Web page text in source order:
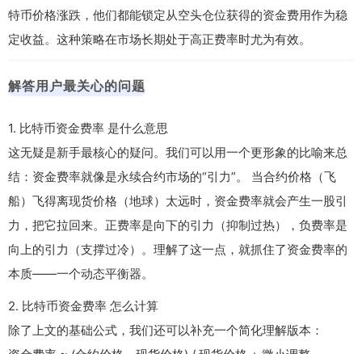
特币价格涨跌，他们都能锁定从空头仓位获得的资金费用作为稳
定收益。这种策略在市场长期处于高正费率时尤为有效。
解答用户最关心的问题
1. 比特币资金费率 是什么意思
这无疑是新手最核心的疑问。我们可以用一个更形象的比喻来总
结：资金费率就像是永续合约市场的“引力”。 当合约价格（飞
船）飞得离现货价格（地球）太远时，资金费率就会产生一股引
力，把它拉回来。正费率是向下的引力（抑制过热），负费率是
向上的引力（支撑过冷）。理解了这一点，就抓住了资金费率的
本质——一个动态平衡器。
2. 比特币资金费率 怎么计算
除了上文的基础公式，我们还可以补充一个简化理解版本：